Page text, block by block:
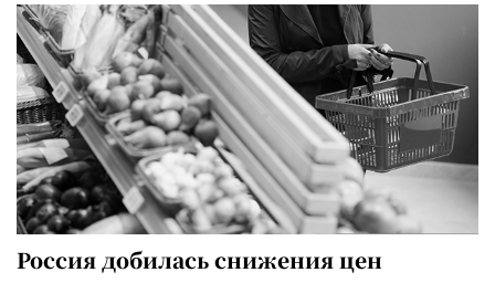
Россия добилась снижения цен